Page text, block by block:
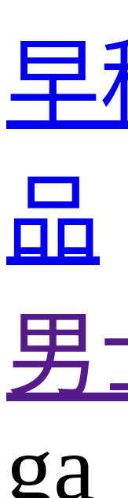
早
品
男
ga